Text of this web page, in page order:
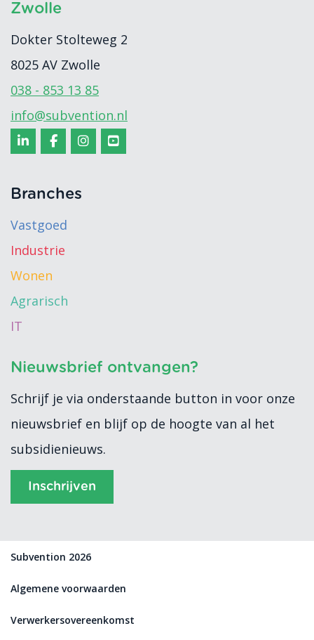
Zwolle
Dokter Stolteweg 2
8025 AV Zwolle
038 - 853 13 85
info@subvention.nl
Branches
Vastgoed
Industrie
Wonen
Agrarisch
IT
Nieuwsbrief ontvangen?
Schrijf je via onderstaande button in voor onze
nieuwsbrief en blijf op de hoogte van al het
subsidienieuws.
Inschrijven
Subvention 2026
Algemene voorwaarden
Verwerkersovereenkomst